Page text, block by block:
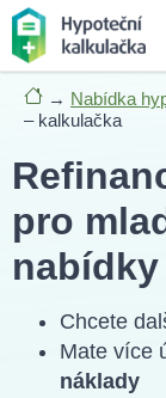
Nabídka hypoték
Magazín
Průvodce
→ Nabídka
– kalkulačka
pro
nabídky
Chcete
Mate více
náklady